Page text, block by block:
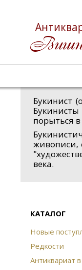
Букинист
порыться
живописи,
века.
КАТАЛОГ
Новые
Редкости
Антиквариат